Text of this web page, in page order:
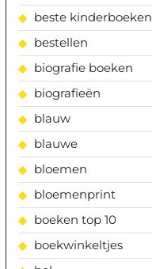
beste kinderboeken
bestellen
biografie boeken
biografieën
blauw
blauwe
bloemen
bloemenprint
boeken top 10
boekwinkeltjes